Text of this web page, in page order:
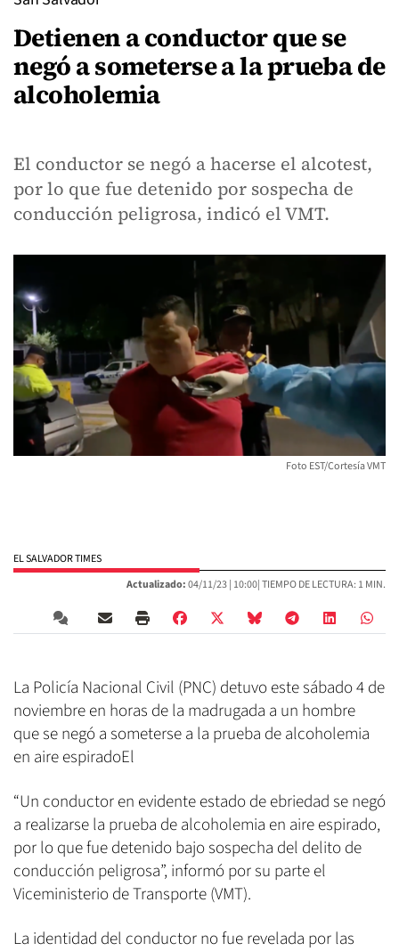
Detienen a conductor que se
negó a someterse a la prueba de
alcoholemia
El conductor se negó a hacerse el alcotest,
por lo que fue detenido por sospecha de
conducción peligrosa, indicó el VMT.
Foto EST/Cortesía VMT
EL SALVADOR TIMES
Actualizado:04/11/23 | 10:00| TIEMPO DE LECTURA: 1 MIN.
La Policía Nacional Civil (PNC) detuvo este sábado 4 de
noviembre en horas de la madrugada a un hombre
que se negó a someterse a la prueba de alcoholemia
en aire espiradoEl
“Un conductor en evidente estado de ebriedad se negó
a realizarse la prueba de alcoholemia en aire espirado,
por lo que fue detenido bajo sospecha del delito de
conducción peligrosa”, informó por su parte el
Viceministerio de Transporte (VMT).
La identidad del conductor no fue revelada por las